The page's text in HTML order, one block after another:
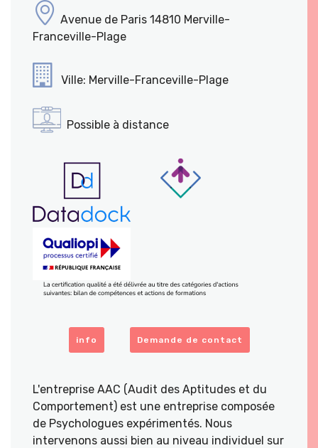
Avenue de Paris 14810 Merville-
Franceville-Plage
Ville: Merville-Franceville-Plage
Possible à distance
info Demande de contact
L'entreprise AAC (Audit des Aptitudes et du
Comportement) est une entreprise composée
de Psychologues expérimentés. Nous
intervenons aussi bien au niveau individuel sur